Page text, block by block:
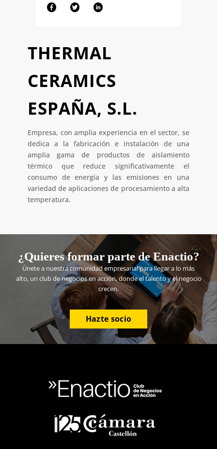
THERMAL
CERAMICS
ESPAÑA, S.L.
Empresa, con amplia experiencia en el sector, se
dedica a la fabricación e instalación de una
amplia gama de productos de aislamiento
térmico que reduce significativamente el
consumo de energía y las emisiones en una
variedad de aplicaciones de procesamiento a alta
temperatura.
¿Quieres formar parte de Enactio?
Únete a nuestra comunidad empresarial para llegar a lo más
alto, un club de negocios en acción, donde el talento y el negocio
crecen.
Hazte socio